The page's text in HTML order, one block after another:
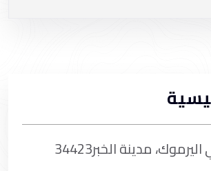
مدينة الخبر34423